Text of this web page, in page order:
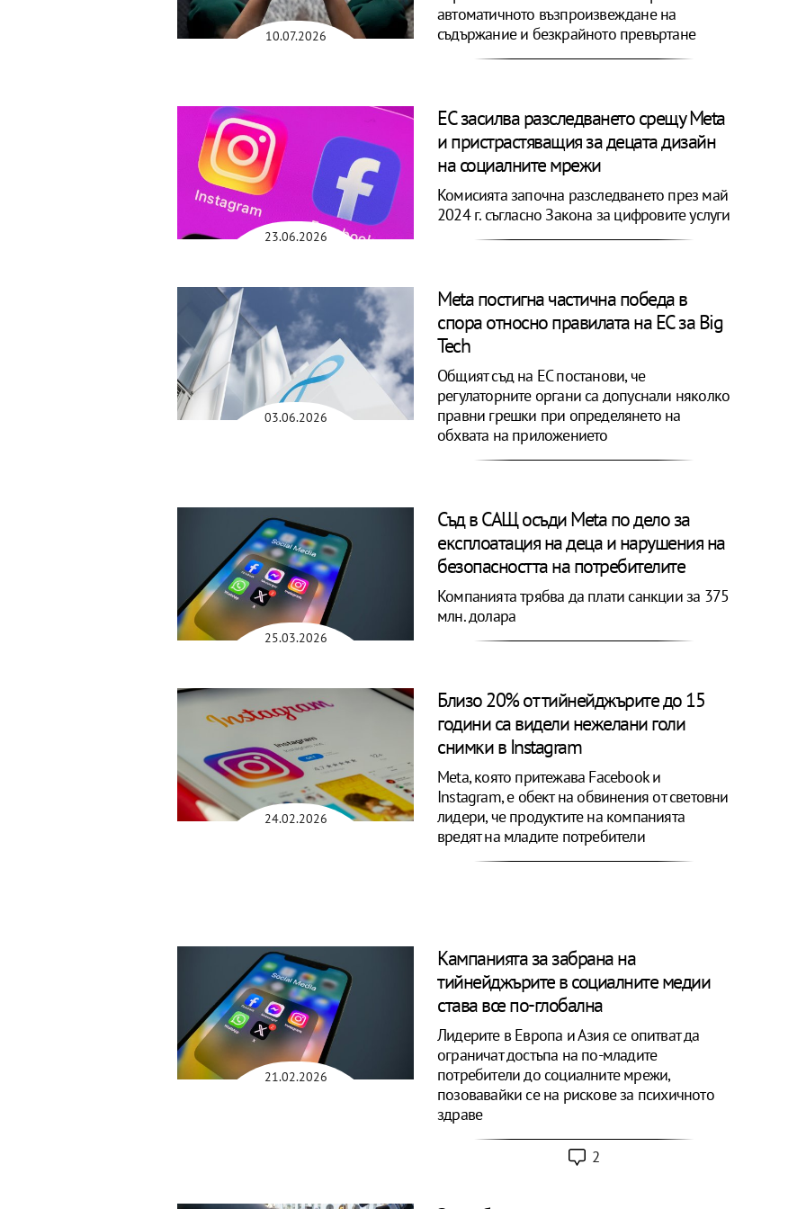
10.07.2026
автоматичното възпроизвеждане на
съдържание и безкрайното превъртане
23.06.2026
ЕС засилва разследването срещу Meta
и пристрастяващия за децата дизайн
на социалните мрежи
Комисията започна разследването през май
2024 г. съгласно Закона за цифровите услуги
03.06.2026
Meta постигна частична победа в
спора относно правилата на ЕС за Big
Tech
Общият съд на ЕС постанови, че
регулаторните органи са допуснали няколко
правни грешки при определянето на
обхвата на приложението
25.03.2026
Съд в САЩ осъди Meta по дело за
експлоатация на деца и нарушения на
безопасността на потребителите
Компанията трябва да плати санкции за 375
млн. долара
24.02.2026
Близо 20% от тийнейджърите до 15
години са видели нежелани голи
снимки в Instagram
Meta, която притежава Facebook и
Instagram, е обект на обвинения от световни
лидери, че продуктите на компанията
вредят на младите потребители
21.02.2026
Kампанията за забрана на
тийнейджърите в социалните медии
става все по-глобална
Лидерите в Европа и Азия се опитват да
ограничат достъпа на по-младите
потребители до социалните мрежи,
позовавайки се на рискове за психичното
здраве
2